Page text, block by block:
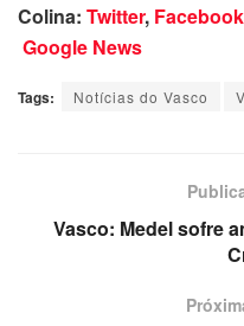
Colina: Twitter, Facebook
Google News
Tags: Notícias do Vasco
Vasco: Medel sofre